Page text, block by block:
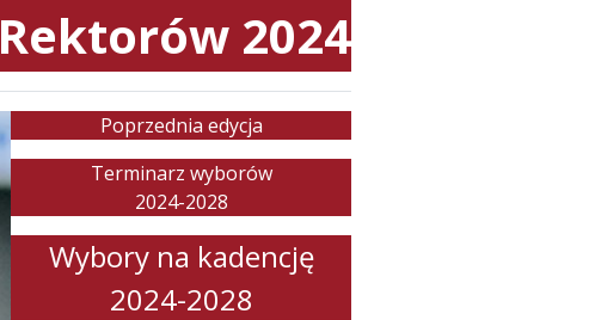
Rektorów 2024
Poprzednia edycja
Terminarz wyborów
2024-2028
Wybory na kadencję
2024-2028